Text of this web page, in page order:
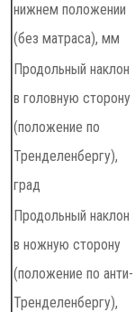
нижнем положении
(без матраса), мм
Продольный наклон
в головную сторону
(положение по
Тренделенбергу),
град
Продольный наклон
в ножную сторону
(положение по анти-
Тренделенбергу),